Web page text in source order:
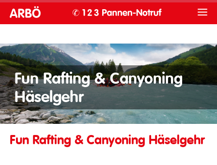
Fun Rafting & Canyoning
Häselgehr
Fun Rafting & Canyoning Häselgehr